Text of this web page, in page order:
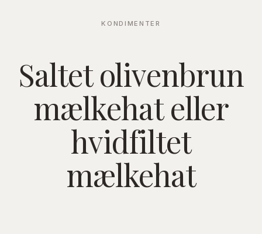
KONDIMENTER
Saltet olivenbrun
mælkehat eller
hvidfiltet
mælkehat